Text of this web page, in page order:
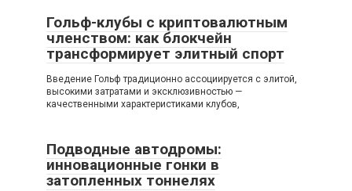
Гольф-клубы с криптовалютным
членством: как блокчейн
трансформирует элитный спорт
Введение Гольф традиционно ассоциируется с элитой,
высокими затратами и эксклюзивностью —
качественными характеристиками клубов,
Подводные автодромы:
инновационные гонки в
затопленных тоннелях